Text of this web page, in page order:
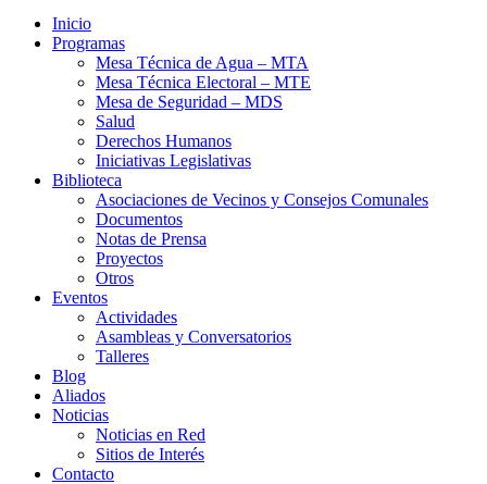
Inicio
Programas
Mesa Técnica de Agua – MTA
Mesa Técnica Electoral – MTE
Mesa de Seguridad – MDS
Salud
Derechos Humanos
Iniciativas Legislativas
Biblioteca
Asociaciones de Vecinos y Consejos Comunales
Documentos
Notas de Prensa
Proyectos
Otros
Eventos
Actividades
Asambleas y Conversatorios
Talleres
Blog
Aliados
Noticias
Noticias en Red
Sitios de Interés
Contacto